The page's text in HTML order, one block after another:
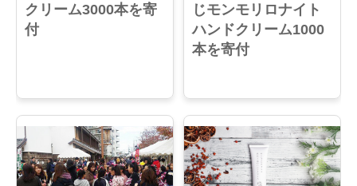
クリーム3000本を寄
付
じモンモリロナイト
ハンドクリーム1000
本を寄付